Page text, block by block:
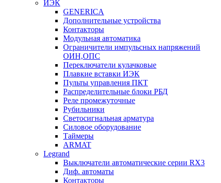
ИЭК
GENERICA
Дополнительные устройства
Контакторы
Модульная автоматика
Ограничители импульсных напряжений
ОИН,ОПС
Переключатели кулачковые
Плавкие вставки ИЭК
Пульты управления ПКТ
Распределительные блоки РБД
Реле промежуточные
Рубильники
Светосигнальная арматура
Силовое оборудование
Таймеры
ARMAT
Legrand
Выключатели автоматические серии RX3
Диф. автоматы
Контакторы